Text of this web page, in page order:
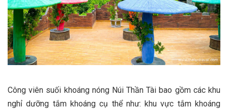
Công viên suối khoáng nóng Núi Thần Tài bao gồm các khu
nghỉ dưỡng tắm khoáng cụ thể như: khu vực tắm khoáng